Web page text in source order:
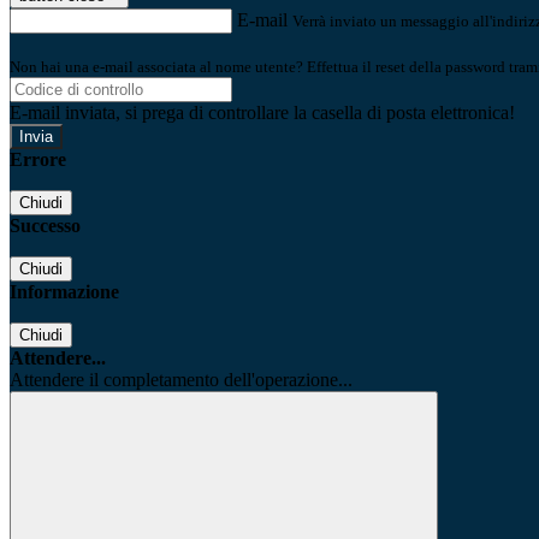
E-mail Verrà inviato un messaggio
Non hai una e-mail associata al nome utente? Effettua il reset della password
E-mail inviata, si prega di controllare la casella di posta elettronica!
Errore
Chiudi
Successo
Chiudi
Informazione
Chiudi
Attendere...
Attendere il completamento dell'operazione...